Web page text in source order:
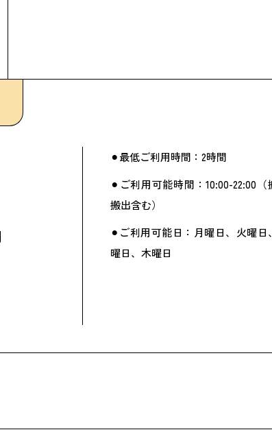
⚫︎最低ご利用時間：2時間
⚫︎ご利用可能時間：10:00-22:00（
搬出含む）
⚫︎ご利用可能日：月曜日、火曜日
曜日、木曜日